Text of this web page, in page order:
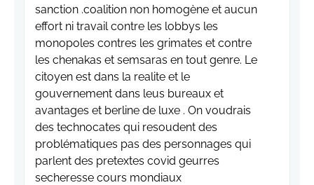
sanction .coalition non homogène et aucun
effort ni travail contre les lobbys les
monopoles contres les grimates et contre
les chenakas et semsaras en tout genre. Le
citoyen est dans la realite et le
gouvernement dans leus bureaux et
avantages et berline de luxe . On voudrais
des technocates qui resoudent des
problématiques pas des personnages qui
parlent des pretextes covid geurres
secheresse cours mondiaux